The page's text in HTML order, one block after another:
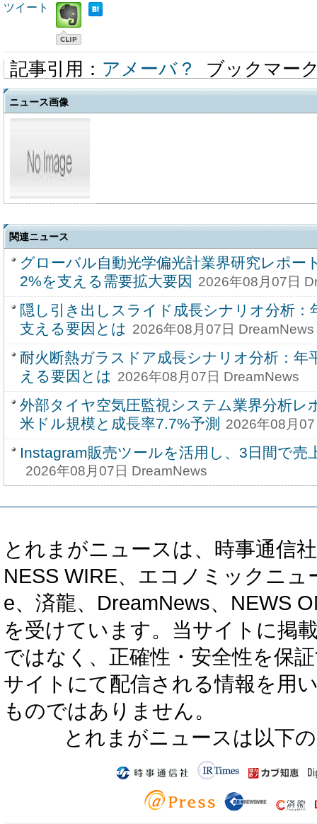
ツイート
記事引用： アメーバ？ ブックマー
ニュース画像
関連ニュース
グローバル自動光学偏光計業界研究レポー
2%を支える需要拡大要因 2026年08月07日
隠し引き出しスライド成長シナリオ分析：
支える要因とは 2026年08月07日 DreamNews
耐火断熱ガラスドア成長シナリオ分析：年
える要因とは 2026年08月07日 DreamNews
外部タイヤ空気圧監視システム業界分析レ
米ドル規模と成長率7.7%予測
2026年08月
Instagram販売ツールを活用し、3日間で売
2026年08月07日 DreamNews
とれまがニュースは、時事通信
NESS WIRE、エコノミックニ
e、済龍、DreamNews、NEWS
を受けています。当サイトに掲
ではなく、正確性・安全性を保
サイトにて配信される情報を用
ものではありません。
とれまがニュースは以下